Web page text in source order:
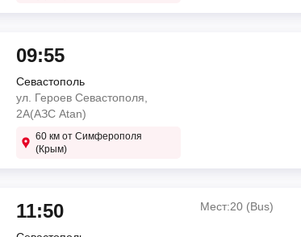
09:55
Севастополь
ул. Героев Севастополя,
2А(АЗС Atan)
60 км от Симферополя
(Крым)
11:50 Мест:20 (Bus)